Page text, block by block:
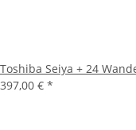
Toshiba Seiya + 24
397,00 € *